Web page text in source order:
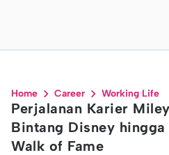
Home Career Working Life
Perjalanan Karier
Bintang Disney
Walk of Fame